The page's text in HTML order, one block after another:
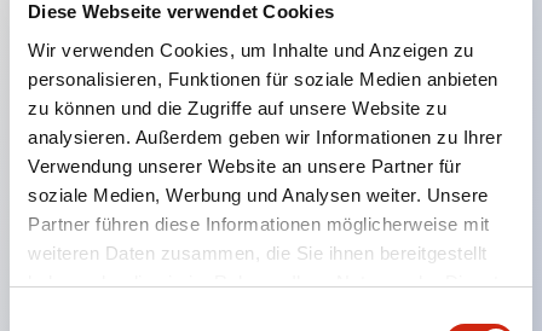
Diese Webseite verwendet Cookies
Wir verwenden Cookies, um Inhalte und Anzeigen zu
personalisieren, Funktionen für soziale Medien anbieten
zu können und die Zugriffe auf unsere Website zu
analysieren. Außerdem geben wir Informationen zu Ihrer
Verwendung unserer Website an unsere Partner für
soziale Medien, Werbung und Analysen weiter. Unsere
Partner führen diese Informationen möglicherweise mit
weiteren Daten zusammen, die Sie ihnen bereitgestellt
haben oder die sie im Rahmen Ihrer Nutzung der Dienste
Hauptmerkmale
Geeignet für ein breites Anwendungsspektrum
von der Konsumelektronik bis zum FA-Bereich
LED-Beleuchtungseinheit mit integriertem
strombegrenzendem Widerstand und Diode im
LED-Lampenkörper
Schutzarten IP40 und IP65 vollständig verfügbar